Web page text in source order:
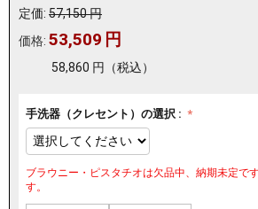
定価: 57,150円
価格: 53,509 円
58,860 円 （税込）
手洗器（クレセント）の選択 :
ブラウニー・ピスタチオは欠品中、納期未定で
す。